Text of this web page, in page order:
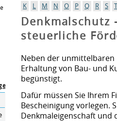
K L M N O P Q R S
Denkmalschutz
steuerliche
Neben der
Erhaltung von Bau- und
begünstigt.
Dafür müssen Sie Ihrem
Bescheinigung vorlegen.
Denkmaleigenschaft und